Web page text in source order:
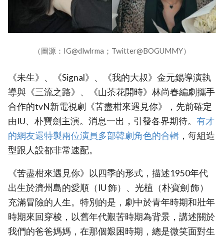
（圖源：IG@dlwlrma；Twitter@BOGUMMY）
《未生》、《Signal》、《我的大叔》金元錫導演執
導與《三流之路》、《山茶花開時》林尚春編劇攜手
合作的tvN新電視劇《苦盡柑來遇見你》，先前確定
由IU、朴寶劍主演。消息一出，引發各界期待。 ‎有才
的網友還特製兩位演員多部韓劇角色的合輯‎ ，每組造
型跟人設都非常速配。
《苦盡柑來遇見你》以四季的形式，描述1950年代
出生於濟州島的愛順（IU 飾）、光植（朴寶劍 飾）
充滿冒險的人生。特別的是，劇中於青年時期和壯年
時期來回穿梭，以舊年代艱苦時期為背景，講述關於
我們的爸爸媽媽，在那個艱困時期，總是微笑面對生